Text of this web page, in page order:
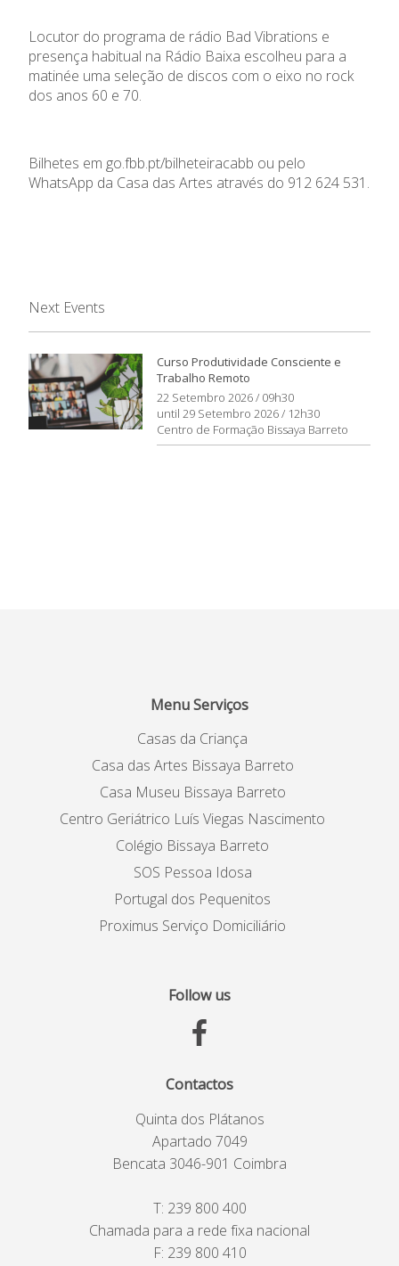
Locutor do programa de rádio Bad Vibrations e
presença habitual na Rádio Baixa escolheu para a
matinée uma seleção de discos com o eixo no rock
dos anos 60 e 70.
Bilhetes em go.fbb.pt/bilheteiracabb ou pelo
WhatsApp da Casa das Artes através do 912 624 531.
Next Events
Curso Produtividade Consciente e
Trabalho Remoto
22 Setembro 2026 / 09h30
until 29 Setembro 2026 / 12h30
Centro de Formação Bissaya Barreto
Menu Serviços
Casas da Criança
Casa das Artes Bissaya Barreto
Casa Museu Bissaya Barreto
Centro Geriátrico Luís Viegas Nascimento
Colégio Bissaya Barreto
SOS Pessoa Idosa
Portugal dos Pequenitos
Proximus Serviço Domiciliário
Follow us
Contactos
Quinta dos Plátanos
Apartado 7049
Bencata 3046-901 Coimbra
T: 239 800 400
Chamada para a rede fixa nacional
F: 239 800 410